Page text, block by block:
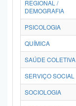
REGIONAL /
DEMOGRAFIA
PSICOLOGIA
QUÍMICA
SAÚDE COLETIVA
SERVIÇO SOCIAL
SOCIOLOGIA